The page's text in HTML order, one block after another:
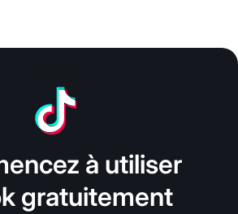
à utiliser
gratuitement